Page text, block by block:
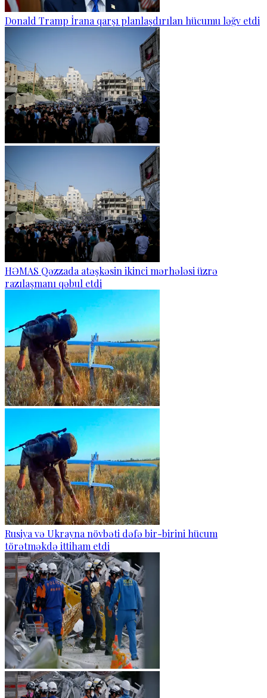
Donald Tramp İrana qarşı planlaşdırılan hücumu ləğv etdi
HƏMAS Qəzzada atəşkəsin ikinci mərhələsi üzrə
razılaşmanı qəbul etdi
Rusiya və Ukrayna növbəti dəfə bir-birini hücum
törətməkdə ittiham etdi